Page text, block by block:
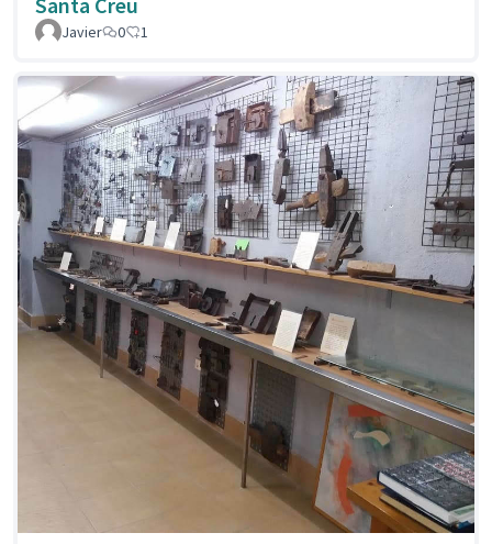
Javier 0 1